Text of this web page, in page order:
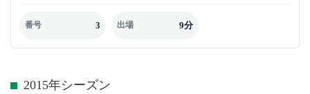
番号 3 出場 9分
2015年シーズン